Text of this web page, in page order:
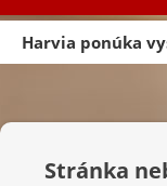
Harvia ponúka
Stránka